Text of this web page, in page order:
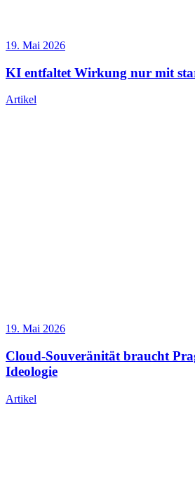
19. Mai 2026
KI entfaltet Wirkung nur mit
Artikel
19. Mai 2026
Cloud-Souveränität braucht
Ideologie
Artikel